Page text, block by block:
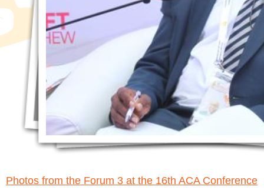
Photos from the Forum 3 at the 16th ACA Conference